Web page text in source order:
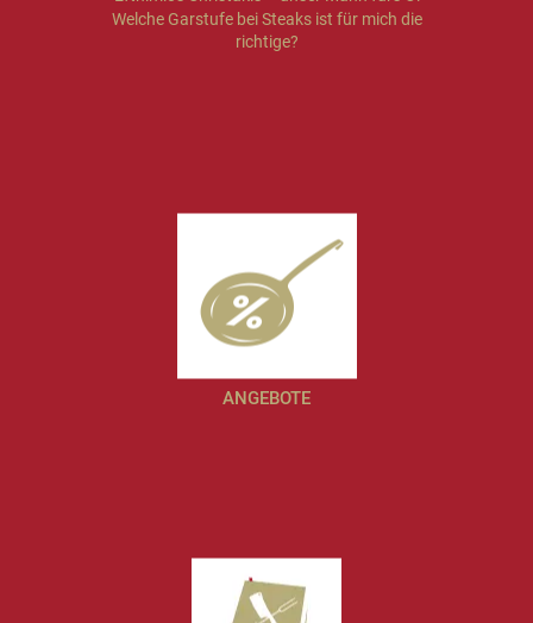
Welche Garstufe bei Steaks ist für mich die
richtige?
ANGEBOTE